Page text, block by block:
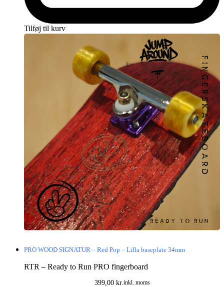
Tag din fingerboarding til nye højder med vores Jump Around
Ramps. De er skabt til at holde, skabt til at imponere, og skabt til at
Også til udendørs brug:
Jump Around Ramps er ikke kun designet til at give dig den
bedste fingerboardoplevelse indendørs, men de er også skabt til at
modstå elementerne udenfor. Hvert element er coatet med et
vandafvisende materiale, hvilket betyder, at du kan tage din
fingerboarding-session med ud i det fri uden at bekymre dig om
skader fra fugt eller regn. Den vandafvisende coating sikrer, at
cementen forbliver intakt, selv efter brug under varierende
Med denne funktion kan du skabe din egen udendørs
fingerboardpark og få glæde af dine sessioner på terrassen, i haven,
eller endda i parken. Uanset om det er en tør, solrig dag eller en
fugtig morgen, kan du stole på, at dineJump Around Ramps
optimalt og forbliver i topform. Det vandafvisende lag beskytter ikke
kun cementen, men gør også overfladen lettere at rengøre, så du kan
holde dine ramper pæne og klar til brug.
Denne alsidighed gør vores ramper til en ideel løsning for
fingerboardere, der ønsker at tage deres træning og tricks med sig
Tilføj til kurv
PRO WOOD SIGNATUR – Red Pop – Lilla baseplate 34mm
RTR – Ready to Run PRO fingerboard
399,00 kr. inkl. moms